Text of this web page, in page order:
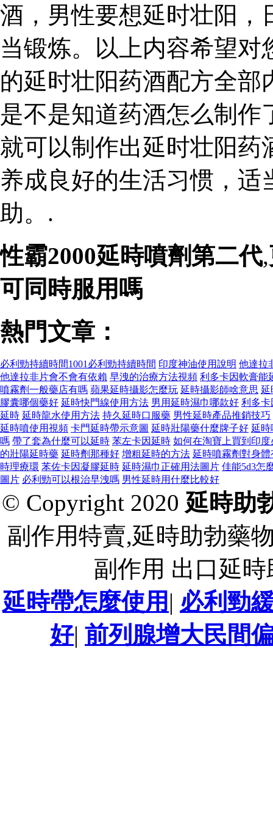
酒，男性要想延时壮阳，
当锻炼。以上内容希望
的延时壮阳药酒配方全
是不是知道药酒怎么制
就可以制作出延时壮阳药
养成良好的生活习惯，
助。.
性霸2000延時噴劑第二代,
可同時服用嗎
熱門文章：
必利勁持續時間1001必利勁持續時間 印度神油使用說明 他達拉
他達拉非片會不會有依賴 早洩的治療方法視頻 利多卡因軟膏能
噴霧劑一般藥店有嗎 蘋果延時攝影怎麼玩 延時攝影師啥意思 延
膠囊哪個藥好 延時快門線使用方法 男用延時濕巾哪款好 利多卡
延時 延時龍水使用方法 持久延時口服藥 男性延時產品推銷技巧
延時噴使用視頻 卡門延時帶示意圖 延時壯陽藥什麼牌子好 延時
嗎 帶了套為什麼可以延時 苯左卡因延時 如何在淘寶上買到印度
的壯陽延時藥 延時劑那種好 增粗延時的方法 延時噴霧劑對身體
時理療環 苯佐卡因凝膠延時 延時濕巾正確用法圖片 佳能5d3怎
圖片 必利勁可以根治早洩嗎 男性延時用什麼比較好
© Copyright 2020 延時助
副作用特賣,延時助勃藥
副作用 出口延
延時帶怎麼使用 | 必利勁
好| 前列腺增大民間